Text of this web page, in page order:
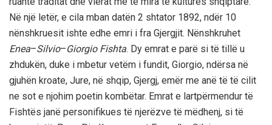
Në një letër, e cila mban datën 2 shtator 1892, ndër 10
nënshkruesit ishte edhe emri i fra Gjergjit. Nënshkruhet
Enea–Silvio–Giorgio Fishta. Dy emrat e parë si të tillë u
zhdukën, duke i mbetur vetëm i fundit, Giorgio, ndërsa në
gjuhën kroate, Jure, në shqip, Gjergj, emër me anë të të cilit
ne sot e njohim poetin kombëtar. Emrat e lartpërmendur të
Fishtës janë personifikues të njerëzve të mëdhenj, si të